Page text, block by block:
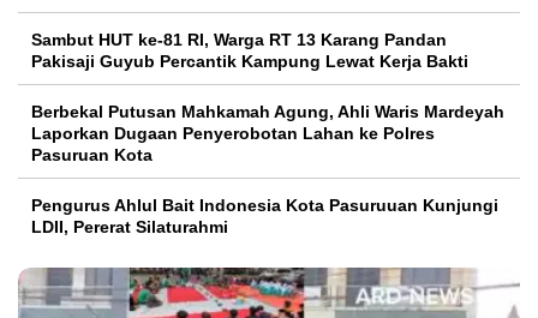
Sambut HUT ke-81 RI, Warga RT 13 Karang Pandan
Pakisaji Guyub Percantik Kampung Lewat Kerja Bakti
Berbekal Putusan Mahkamah Agung, Ahli Waris Mardeyah
Laporkan Dugaan Penyerobotan Lahan ke Polres
Pasuruan Kota
Pengurus Ahlul Bait Indonesia Kota Pasuruuan Kunjungi
LDII, Pererat Silaturahmi